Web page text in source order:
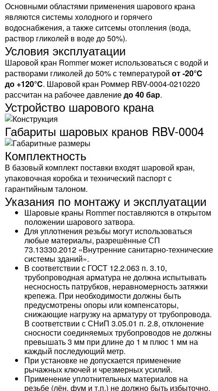
Основными областями применения шарового крана
являются системы холодного и горячего
водоснабжения, а также ситсемы отопления (вода,
раствор гликолей в воде до 50%).
Условия эксплуатации
Шаровой кран Rommer может использоваться с водой и
растворами гликолей до 50% с температурой от -20°C
до +120°C. Шаровой кран Роммер RBV-0004-0210220
рассчитан на рабочее давлениедо 40 бар.
Устройство шарового крана
Габариты шаровых кранов RBV-0004
Комплектность
В базовый комплект поставки входят шаровой кран,
упаковочная коробка и технический паспорт с
гарантийным талоном.
Указания по монтажу и эксплуатации
Шаровые краны Rommer поставляются в открытом
положении шарового затвора.
Для уплотнения резьбы могут использоваться
любые материалы, разрешённые СП
73.13330.2012 «Внутренние санитарно-технические
системы зданий».
В соответствии с ГОСТ 12.2.063 п. 3.10,
трубопроводная арматура не должна испытывать
несносность патрубков, неравномерность затяжки
крепежа. При необходимости должны быть
предусмотрены опоры или компенсаторы,
снижающие нагрузку на арматуру от трубопровода.
В соответствии с СНиП 3.05.01 п. 2.8, отклонение
сносности соединяемых трубопроводов не должны
превышать 3 мм при длине до 1 м плюс 1 мм на
каждый последующий метр.
При установке не допускается применение
рычажных ключей и чрезмерных усилий.
Применение уплотнительных материалов на
резьбе (лён, фум и т.п.) не должно быть избыточно.